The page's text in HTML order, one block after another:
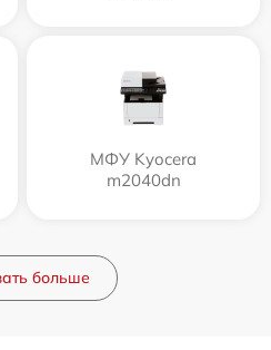
МФУ Kyocera
m2040dn
больше